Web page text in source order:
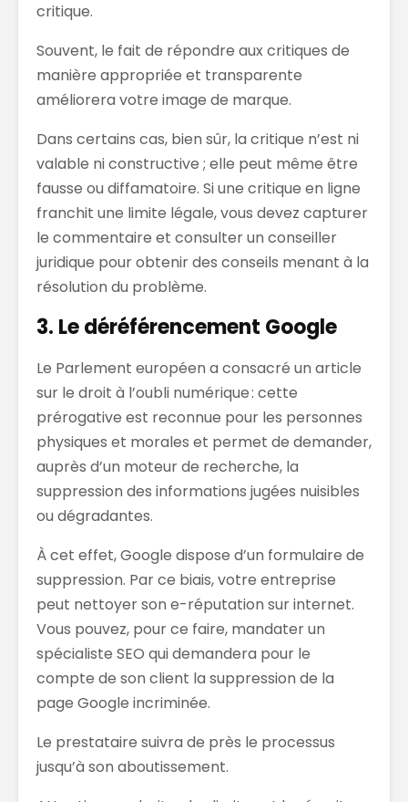
critique.
Souvent, le fait de répondre aux critiques de
manière appropriée et transparente
améliorera votre image de marque.
Dans certains cas, bien sûr, la critique n’est ni
valable ni constructive ; elle peut même être
fausse ou diffamatoire. Si une critique en ligne
franchit une limite légale, vous devez capturer
le commentaire et consulter un conseiller
juridique pour obtenir des conseils menant à la
résolution du problème.
3. Le déréférencement Google
Le Parlement européen a consacré un article
sur le droit à l’oubli numérique : cette
prérogative est reconnue pour les personnes
physiques et morales et permet de demander,
auprès d’un moteur de recherche, la
suppression des informations jugées nuisibles
ou dégradantes.
À cet effet, Google dispose d’un formulaire de
suppression. Par ce biais, votre entreprise
peut nettoyer son e-réputation sur internet.
Vous pouvez, pour ce faire, mandater un
spécialiste SEO qui demandera pour le
compte de son client la suppression de la
page Google incriminée.
Le prestataire suivra de près le processus
jusqu’à son aboutissement.